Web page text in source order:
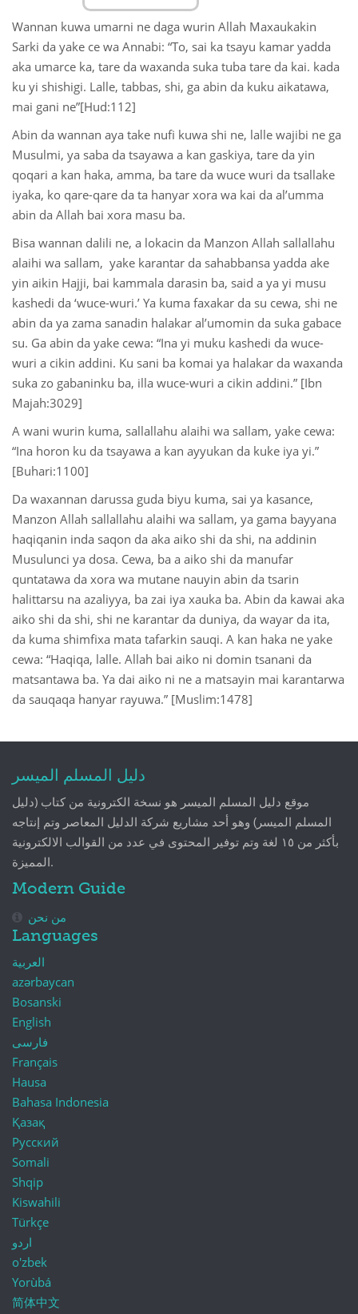
Wannan kuwa umarni ne daga wurin Allah Maxaukakin
Sarki da yake ce wa Annabi: “To, sai ka tsayu kamar yadda
aka umarce ka, tare da waxanda suka tuba tare da kai. kada
ku yi shishigi. Lalle, tabbas, shi, ga abin da kuku aikatawa,
mai gani ne”[Hud:112]
Abin da wannan aya take nufi kuwa shi ne, lalle wajibi ne ga
Musulmi, ya saba da tsayawa a kan gaskiya, tare da yin
qoqari a kan haka, amma, ba tare da wuce wuri da tsallake
iyaka, ko qare-qare da ta hanyar xora wa kai da al’umma
abin da Allah bai xora masu ba.
Bisa wannan dalili ne, a lokacin da Manzon Allah sallallahu
alaihi wa sallam, yake karantar da sahabbansa yadda ake
yin aikin Hajji, bai kammala darasin ba, said a ya yi musu
kashedi da ‘wuce-wuri.’ Ya kuma faxakar da su cewa, shi ne
abin da ya zama sanadin halakar al’umomin da suka gabace
su. Ga abin da yake cewa: “Ina yi muku kashedi da wuce-
wuri a cikin addini. Ku sani ba komai ya halakar da waxanda
suka zo gabaninku ba, illa wuce-wuri a cikin addini.” [Ibn
Majah:3029]
A wani wurin kuma, sallallahu alaihi wa sallam, yake cewa:
“Ina horon ku da tsayawa a kan ayyukan da kuke iya yi.”
[Buhari:1100]
Da waxannan darussa guda biyu kuma, sai ya kasance,
Manzon Allah sallallahu alaihi wa sallam, ya gama bayyana
haqiqanin inda saqon da aka aiko shi da shi, na addinin
Musulunci ya dosa. Cewa, ba a aiko shi da manufar
quntatawa da xora wa mutane nauyin abin da tsarin
halittarsu na azaliyya, ba zai iya xauka ba. Abin da kawai aka
aiko shi da shi, shi ne karantar da duniya, da wayar da ita,
da kuma shimfixa mata tafarkin sauqi. A kan haka ne yake
cewa: “Haqiqa, lalle. Allah bai aiko ni domin tsanani da
matsantawa ba. Ya dai aiko ni ne a matsayin mai karantarwa
da sauqaqa hanyar rayuwa.” [Muslim:1478]
دليل المسلم الميسر
موقع دليل المسلم الميسر هو نسخة الكترونية من كتاب (دليل
المسلم الميسر) وهو أحد مشاريع شركة الدليل المعاصر وتم إنتاجه
بأكثر من ١٥ لغة وتم توفير المحتوى في عدد من القوالب الالكترونية
المميزة.
Modern Guide
من نحن
Languages
العربية
azərbaycan
Bosanski
English
فارسی
Français
Hausa
Bahasa Indonesia
Қазақ
Русский
Somali
Shqip
Kiswahili
Türkçe
اردو
o'zbek
Yorùbá
简体中文